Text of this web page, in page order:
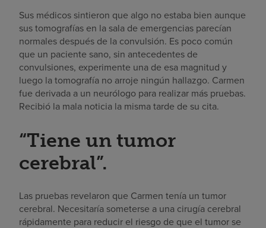
Sus médicos sintieron que algo no estaba bien aunque
sus tomografías en la sala de emergencias parecían
normales después de la convulsión. Es poco común
que un paciente sano, sin antecedentes de
convulsiones, experimente una de esa magnitud y
luego la tomografía no arroje ningún hallazgo. Carmen
fue derivada a un neurólogo para realizar más pruebas.
Recibió la mala noticia la misma tarde de su cita.
“Tiene un tumor
cerebral”.
Las pruebas revelaron que Carmen tenía un tumor
cerebral. Necesitaría someterse a una cirugía cerebral
rápidamente para reducir el riesgo de que el tumor se